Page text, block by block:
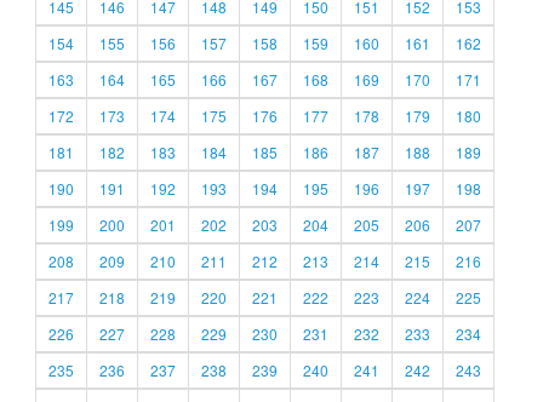
145
146 147 148 149 150 151 152
153
154
155 156 157 158 159 160 161
162
163
164 165 166 167 168 169 170
171
172
173 174 175 176 177 178 179
180
181
182 183 184 185 186 187 188
189
190
191 192 193 194 195 196 197
198
199
200 201 202 203 204 205 206
207
208
209 210 211 212 213 214 215
216
217
218 219 220 221 222 223 224
225
226
227 228 229 230 231 232 233
234
235
236 237 238 239 240 241 242
243